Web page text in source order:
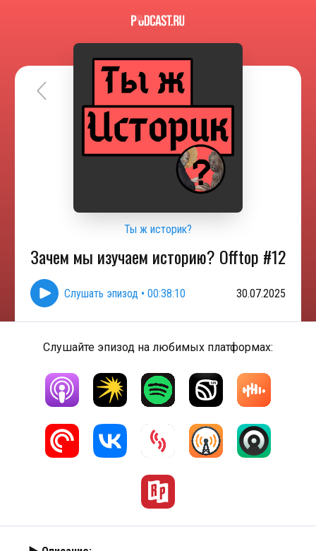
Ты ж историк?
Зачем мы изучаем историю? Offtop #12
Слушать эпизод • 00:38:10 30.07.2025
Слушайте эпизод на любимых платформах: